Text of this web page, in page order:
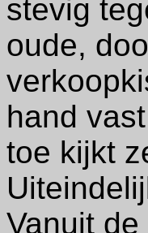
stevig
oude,
hand
toe kijkt
Vanuit